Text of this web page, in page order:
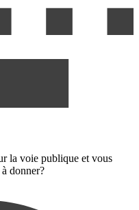
la voie publique et vous
donner?